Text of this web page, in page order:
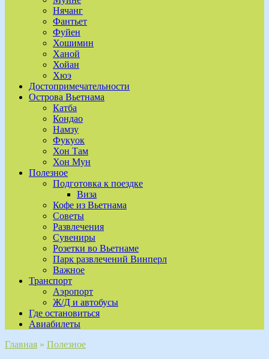
Нячанг
Фантьет
Фуйен
Хошимин
Ханой
Хойан
Хюэ
Достопримечательности
Острова Вьетнама
Катба
Кондао
Намзу
Фукуок
Хон Там
Хон Мун
Полезное
Подготовка к поездке
Виза
Кофе из Вьетнама
Советы
Развлечения
Сувениры
Розетки во Вьетнаме
Парк развлечений Винперл
Важное
Транспорт
Аэропорт
Ж/Д и автобусы
Где остановиться
Авиабилеты
Главная » Полезное